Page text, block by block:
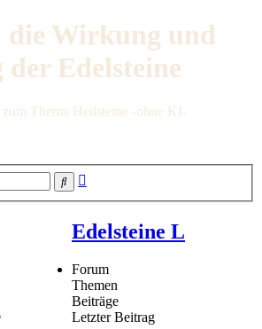
die Wirkung und
der Edelsteine
Thema Heilsteine -ohne KI-
Suche
Edelsteine L
Forum
Themen
Beiträge
Letzter Beitrag